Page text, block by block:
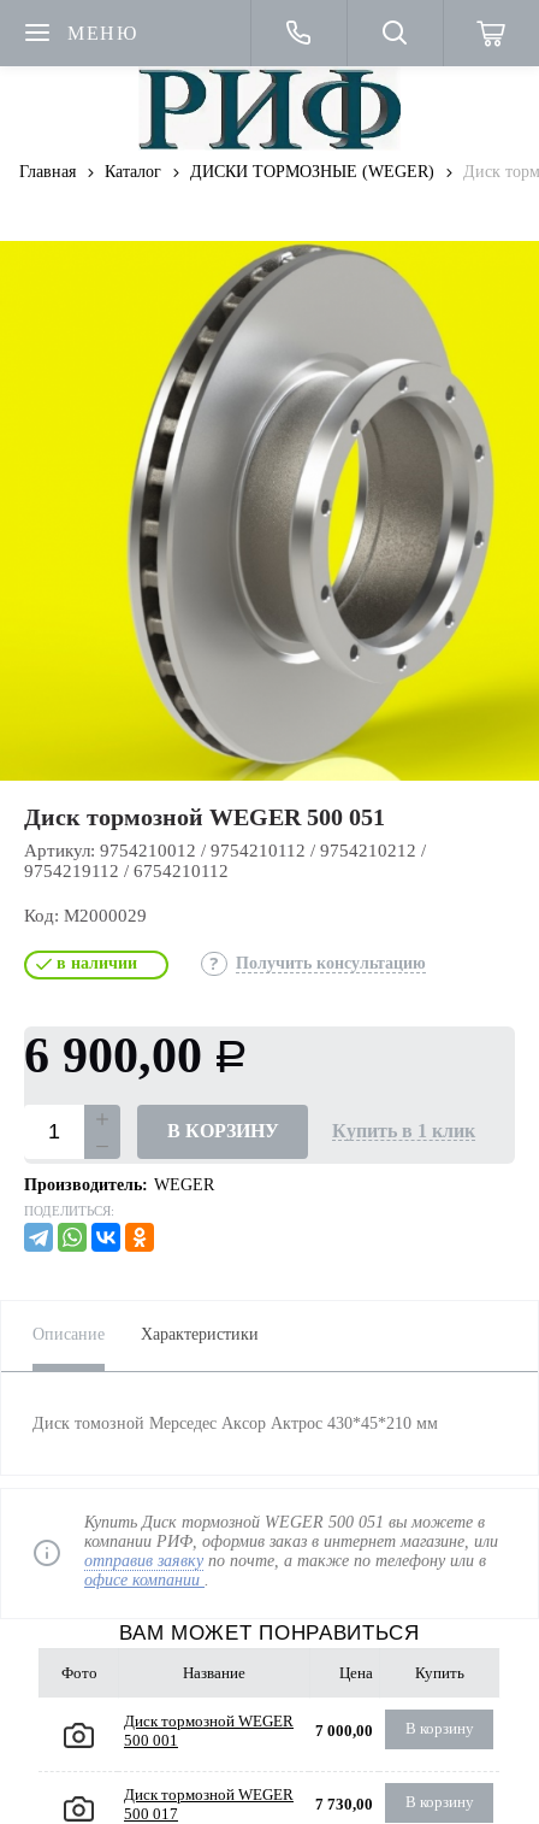
МЕНЮ
Главная Каталог ДИСКИ ТОРМОЗНЫЕ (WEGER) Диск
Диск тормозной WEGER 500 051
Артикул: 9754210012 / 9754210112 / 9754210212 /
9754219112 / 6754210112
Код: М2000029
в наличии Получить консультацию
6 900,00 Р
В КОРЗИНУ Купить в 1 клик
Производитель: WEGER
ПОДЕЛИТЬСЯ:
Описание Характеристики
Диск томозной Мерседес Аксор Актрос 430*45*210 мм
Купить Диск тормозной WEGER 500 051 вы можете в
компании РИФ, оформив заказ в интернет магазине, или
отправив заявку по почте, а также по телефону или в
офисе компании .
ВАМ МОЖЕТ ПОНРАВИТЬСЯ
Фото Название Цена Купить
Диск тормозной WEGER
500 001
7 000,00 В корзину
Диск тормозной WEGER
500 017
7 730,00 В корзину